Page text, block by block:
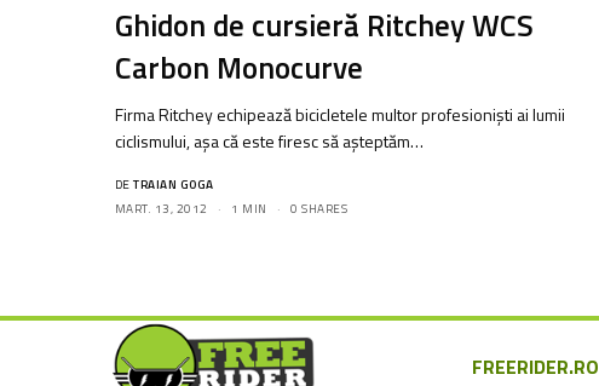
Ghidon de cursieră Ritchey WCS
Carbon Monocurve
Firma Ritchey echipează bicicletele multor profesioniști ai lumii
ciclismului, așa că este firesc să așteptăm…
DE TRAIAN GOGA
MART. 13, 2012
1 MIN 0 SHARES
FREERIDER.RO